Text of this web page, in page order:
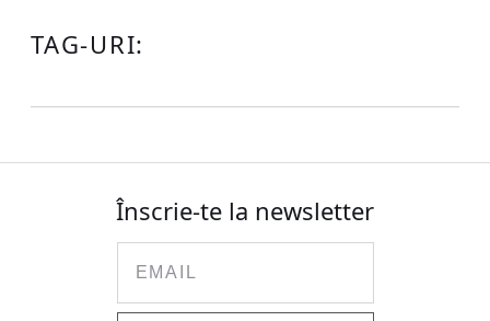
TAG-URI:
Înscrie-te la newsletter